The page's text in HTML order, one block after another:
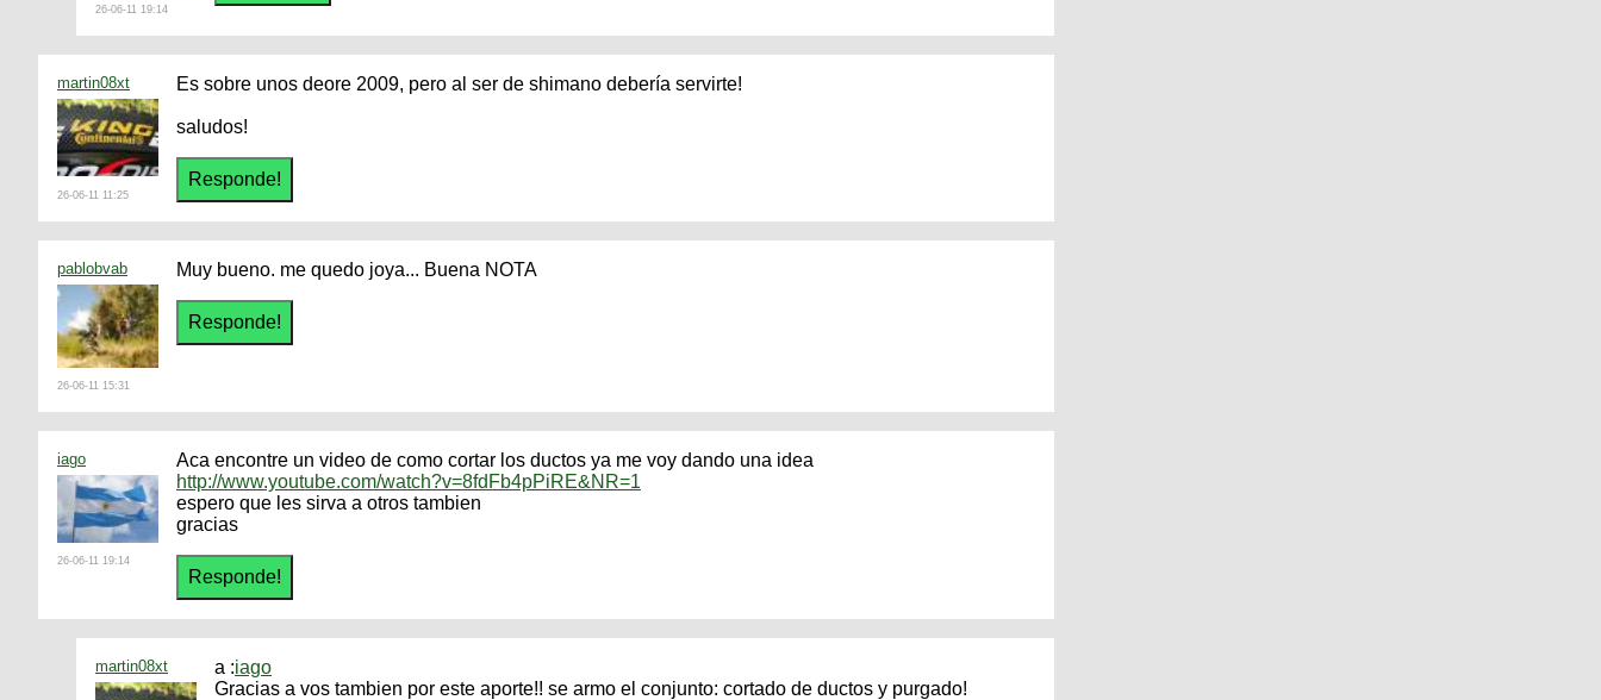
26-06-11 19:14
martin08xt
26-06-11 11:25
Es sobre unos deore 2009, pero al ser de shimano debería servirte!
saludos!
pablobvab
26-06-11 15:31
Muy bueno. me quedo joya... Buena NOTA
iago
26-06-11 19:14
Aca encontre un video de como cortar los ductos ya me voy dando una idea
http://www.youtube.com/watch?v=8fdFb4pPiRE&NR=1
espero que les sirva a otros tambien
gracias
martin08xt a :iago
Gracias a vos tambien por este aporte!! se armo el conjunto: cortado de ductos y purgado!